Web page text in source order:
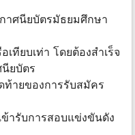
าศนียบัตรมัธยมศึกษา
ทียบเท่า โดยต้องสำเร็จ
ยบัตร
ายของการรับสมัคร
ารับการสอบแข่งขันดัง